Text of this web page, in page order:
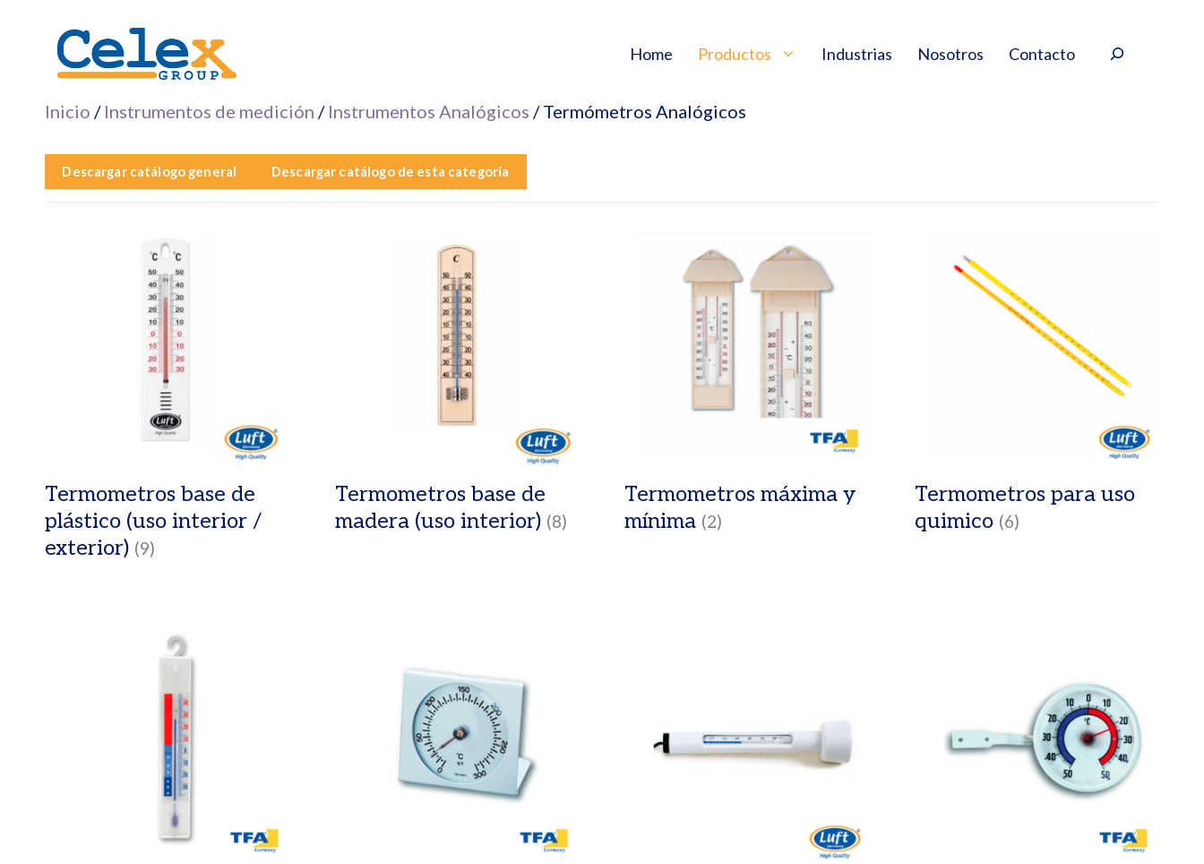
contenido
Home Productos Industrias Nosotros Contacto Buscar
Inicio / Instrumentos de medición / Instrumentos Analógicos / Termómetros Analógicos
Descargar catálogo general Descargar catálogo de esta categoría
Termometros base de
plástico (uso interior /
exterior) (9)
Termometros base de
madera (uso interior) (8)
Termometros máxima y
mínima (2)
Termometros para uso
quimico (6)